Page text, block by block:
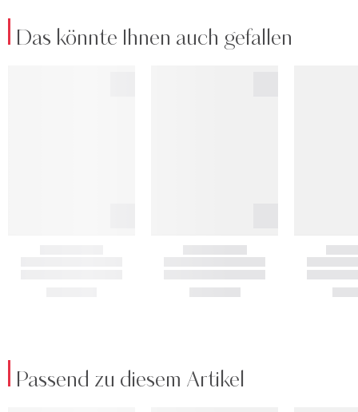
Das könnte Ihnen auch gefallen
Passend zu diesem Artikel